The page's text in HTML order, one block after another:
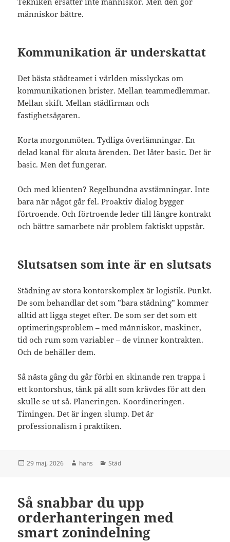
människor bättre.
Kommunikation är underskattat
Det bästa städteamet i världen misslyckas om
kommunikationen brister. Mellan teammedlemmar.
Mellan skift. Mellan städfirman och
fastighetsägaren.
Korta morgonmöten. Tydliga överlämningar. En
delad kanal för akuta ärenden. Det låter basic. Det är
basic. Men det fungerar.
Och med klienten? Regelbundna avstämningar. Inte
bara när något går fel. Proaktiv dialog bygger
förtroende. Och förtroende leder till längre kontrakt
och bättre samarbete när problem faktiskt uppstår.
Slutsatsen som inte är en slutsats
Städning av stora kontorskomplex är logistik. Punkt.
De som behandlar det som ”bara städning” kommer
alltid att ligga steget efter. De som ser det som ett
optimeringsproblem – med människor, maskiner,
tid och rum som variabler – de vinner kontrakten.
Och de behåller dem.
Så nästa gång du går förbi en skinande ren trappa i
ett kontorshus, tänk på allt som krävdes för att den
skulle se ut så. Planeringen. Koordineringen.
Timingen. Det är ingen slump. Det är
professionalism i praktiken.
Postat
29 maj, 2026 Författare
hans Kategorier
Städ
Så snabbar du upp
orderhanteringen med
smart zonindelning